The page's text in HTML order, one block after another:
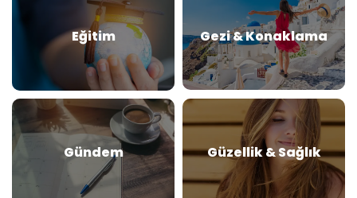
Eğitim Gezi & Konaklama
Gündem Güzellik & Sağlık